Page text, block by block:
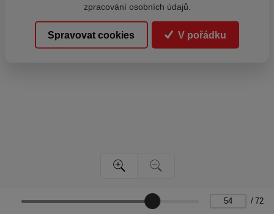
/ 72
zpracování osobních údajů.
Spravovat cookies V pořádku